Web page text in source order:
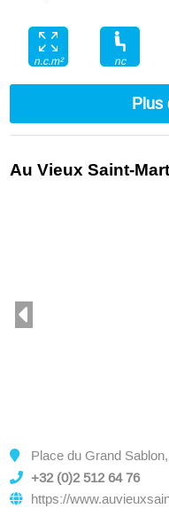
n.c.m² nc
Plus
Au Vieux Saint-
Place du Grand
+32 (0)2 512 64 76
https://